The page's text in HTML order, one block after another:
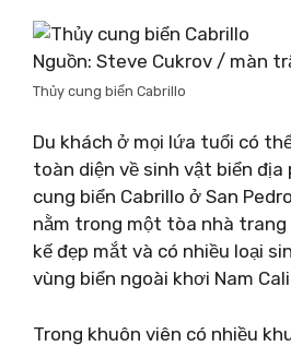
Nguồn: Steve Cukrov / màn
Thủy cung biển Cabrillo
Du khách ở mọi lứa tuổi có
toàn diện về sinh vật biển
cung biển Cabrillo ở San
nằm trong một tòa nhà
kế đẹp mắt và có nhiều loại
vùng biển ngoài khơi Nam
Trong khuôn viên có nhiều